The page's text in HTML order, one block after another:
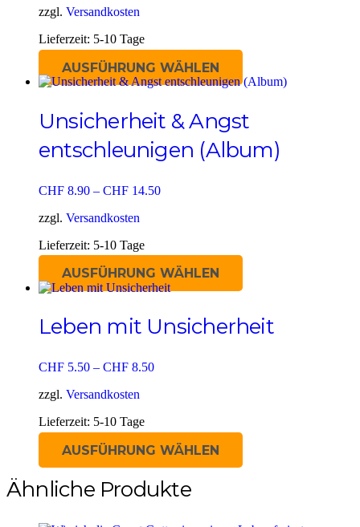
zzgl. Versandkosten
Lieferzeit: 5-10 Tage
AUSFÜHRUNG WÄHLEN
Produkt
Varianten
Die
werden
Unsicherheit & Angst
entschleunigen (Album)
CHF 8.90 – CHF 14.50
zzgl. Versandkosten
Lieferzeit: 5-10 Tage
AUSFÜHRUNG WÄHLEN
Produkt
mehrere
Varianten
Produktseite
Leben mit Unsicherheit
CHF 5.50 – CHF 8.50
zzgl. Versandkosten
Lieferzeit: 5-10 Tage
AUSFÜHRUNG WÄHLEN
Produkt
Ähnliche Produkte